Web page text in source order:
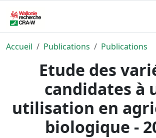
Accueil Publications Publications
Etude des
candidates à
utilisation en
biologique -